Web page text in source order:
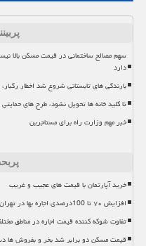
سهم مصالح ساختمانی در قیمت مسکن
دارد
بارندگی های تابستانی شروع شد اخطار رگبار،
تا کلید خانه ها تحویل نشود، طرح های
خبر مهم وزارت راه برای مستاجرین
خرید آپارتمان با قیمت های عجیب و غریب
افزایش ۷۰ تا 100درصدی اجاره بها در تهران
تفاوت شوکه کننده قیمت اجاره در مناطق
قیمت مسکن دو برابر شد بخر و بفروش ها